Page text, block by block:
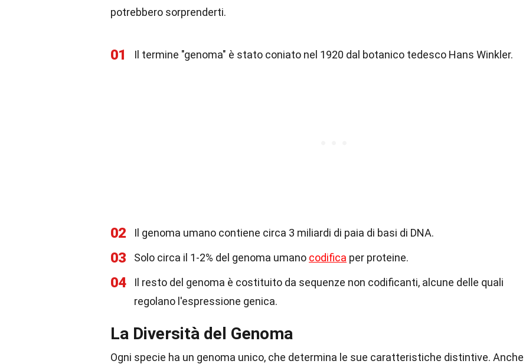
potrebbero sorprenderti.
01 Il termine "genoma" è stato coniato nel 1920 dal botanico tedesco Hans Winkler.
02 Il genoma umano contiene circa 3 miliardi di paia di basi di DNA.
03 Solo circa il 1-2% del genoma umano codifica per proteine.
04
Il resto del genoma è costituito da sequenze non codificanti, alcune delle quali
regolano l'espressione genica.
La Diversità del Genoma
Ogni specie ha un genoma unico, che determina le sue caratteristiche distintive. Anche